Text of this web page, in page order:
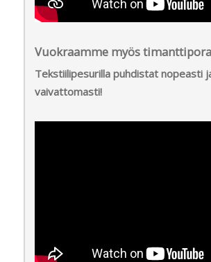
Vuokraamme myös
Tekstiilipesurilla puhdistat nopeasti
vaivattomasti!